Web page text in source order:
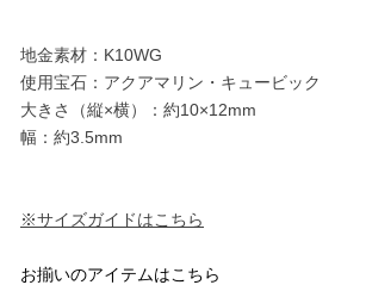
地金素材：K10WG
使用宝石：アクアマリン・キュービック
大きさ（縦×横）：約10×12mm
幅：約3.5mm
※サイズガイドはこちら
お揃いのアイテムはこちら